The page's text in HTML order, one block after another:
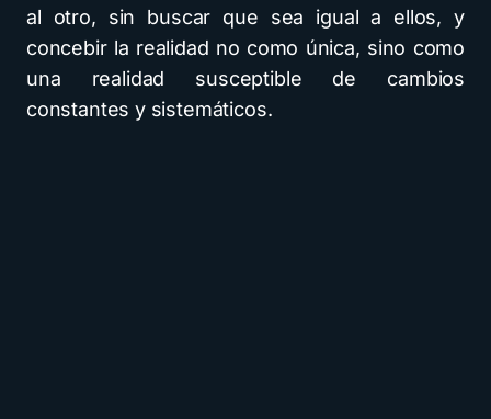
al otro, sin buscar que sea igual a ellos, y
concebir la realidad no como única, sino como
una realidad susceptible de cambios
constantes y sistemáticos.